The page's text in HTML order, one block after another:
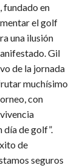
fundado en
el golf
una ilusión
Gil
de la jornada
muchísimo
con
día de golf”.
de
seguros